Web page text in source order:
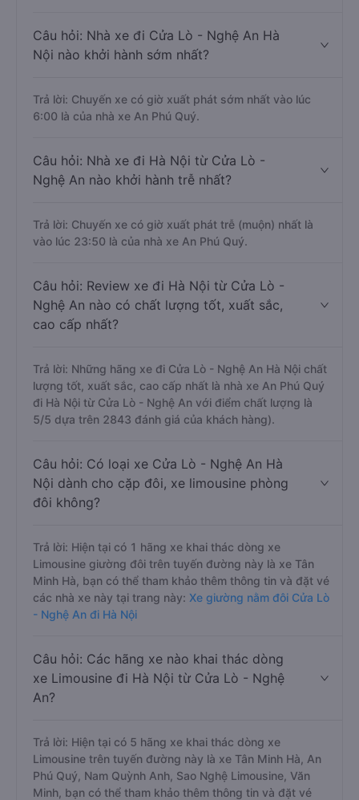
Câu hỏi: Nhà xe đi Cửa Lò - Nghệ An Hà
Nội nào khởi hành sớm nhất?
Trả lời: Chuyến xe có giờ xuất phát sớm nhất vào lúc
6:00 là của nhà xe An Phú Quý.
Câu hỏi: Nhà xe đi Hà Nội từ Cửa Lò -
Nghệ An nào khởi hành trễ nhất?
Trả lời: Chuyến xe có giờ xuất phát trễ (muộn) nhất là
vào lúc 23:50 là của nhà xe An Phú Quý.
Câu hỏi: Review xe đi Hà Nội từ Cửa Lò -
Nghệ An nào có chất lượng tốt, xuất sắc,
cao cấp nhất?
Trả lời: Những hãng xe đi Cửa Lò - Nghệ An Hà Nội chất
lượng tốt, xuất sắc, cao cấp nhất là nhà xe An Phú Quý
đi Hà Nội từ Cửa Lò - Nghệ An với điểm chất lượng là
5/5 dựa trên 2843 đánh giá của khách hàng).
Câu hỏi: Có loại xe Cửa Lò - Nghệ An Hà
Nội dành cho cặp đôi, xe limousine phòng
đôi không?
Trả lời: Hiện tại có 1 hãng xe khai thác dòng xe
Limousine giường đôi trên tuyến đường này là xe Tân
Minh Hà, bạn có thể tham khảo thêm thông tin và đặt vé
các nhà xe này tại trang này: Xe giường nằm đôi Cửa Lò
- Nghệ An đi Hà Nội
Câu hỏi: Các hãng xe nào khai thác dòng
xe Limousine đi Hà Nội từ Cửa Lò - Nghệ
An?
Trả lời: Hiện tại có 5 hãng xe khai thác dòng xe
Limousine trên tuyến đường này là xe Tân Minh Hà, An
Phú Quý, Nam Quỳnh Anh, Sao Nghệ Limousine, Văn
Minh, bạn có thể tham khảo thêm thông tin và đặt vé